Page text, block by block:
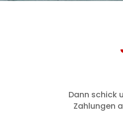
Dann schick
Zahlungen